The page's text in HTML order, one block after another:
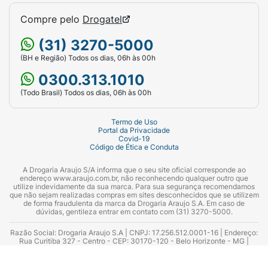
Compre pelo Drogatel
(31) 3270-5000
(BH e Região) Todos os dias, 06h às 00h
0300.313.1010
(Todo Brasil) Todos os dias, 06h às 00h
Termo de Uso
Portal da Privacidade
Covid-19
Código de Ética e Conduta
A Drogaria Araujo S/A informa que o seu site oficial corresponde ao
endereço www.araujo.com.br, não reconhecendo qualquer outro que
utilize indevidamente da sua marca. Para sua segurança recomendamos
que não sejam realizadas compras em sites desconhecidos que se utilizem
de forma fraudulenta da marca da Drogaria Araujo S.A. Em caso de
dúvidas, gentileza entrar em contato com (31) 3270-5000.
Razão Social: Drogaria Araujo S.A | CNPJ: 17.256.512.0001-16 | Endereço:
Rua Curitiba 327 - Centro - CEP: 30170-120 - Belo Horizonte - MG |